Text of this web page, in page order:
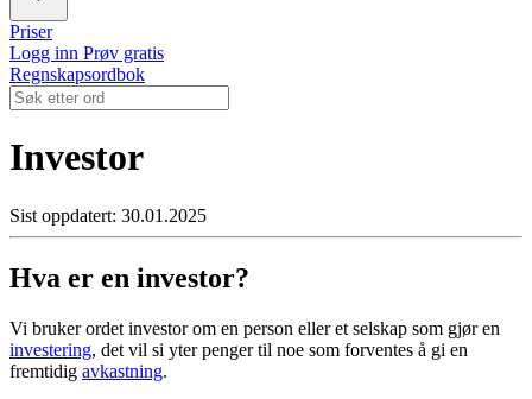
Priser
Logg inn Prøv gratis
Regnskapsordbok
Investor
Sist oppdatert: 30.01.2025
Hva er en investor?
Vi bruker ordet investor om en person eller et selskap som gjør en
investering, det vil si yter penger til noe som forventes å gi en
fremtidig avkastning.